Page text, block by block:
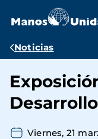
contenido
Ruta
navegación
Noticias
Viernes, 21